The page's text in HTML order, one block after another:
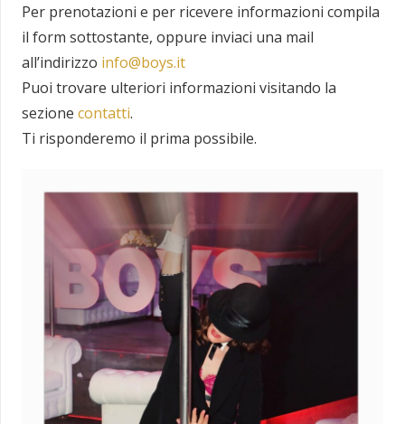
Per prenotazioni e per ricevere informazioni compila
il form sottostante, oppure inviaci una mail
all’indirizzo info@boys.it
Puoi trovare ulteriori informazioni visitando la
sezione contatti.
Ti risponderemo il prima possibile.